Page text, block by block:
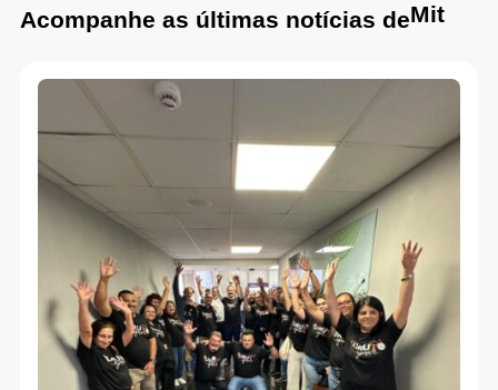
Acompanhe as últimas notícias deMit